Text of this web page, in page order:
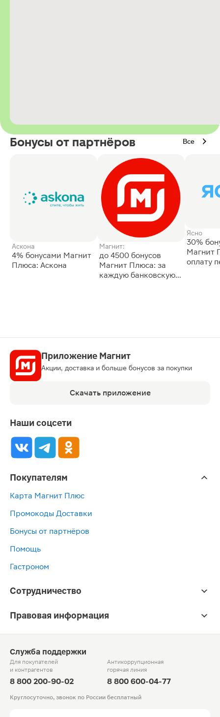
Бонусы от партнёров Все
Аскона
4% бонусами Магнит
Плюса: Аскона
Магнит:
до 4500 бонусов
Магнит Плюса: за
каждую банковскую
Ясно
30%
Магнит
оплату
Приложение Магнит
Акции, доставка и больше бонусов за покупки
Скачать приложение
Наши соцсети
Покупателям
Карта Магнит Плюс
Промокоды Доставки
Бонусы от партнёров
Помощь
Гастроном
Сотрудничество
Правовая информация
Служба поддержки
Для покупателей
и контрагентов
8 800 200-90-02
Антикоррупционная
горячая линия
8 800 600-04-77
Круглосуточно, звонок по России бесплатный